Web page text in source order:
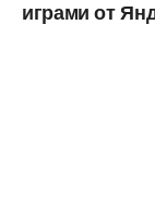
играми от